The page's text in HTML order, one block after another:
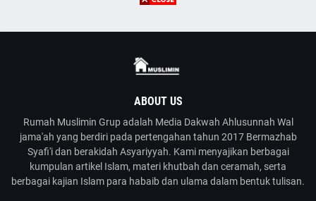
ABOUT US
Rumah Muslimin Grup adalah Media Dakwah Ahlusunnah Wal
jama'ah yang berdiri pada pertengahan tahun 2017 Bermazhab
Syafi'i dan berakidah Asyariyyah. Kami menyajikan berbagai
kumpulan artikel Islam, materi khutbah dan ceramah, serta
berbagai kajian Islam para habaib dan ulama dalam bentuk tulisan.